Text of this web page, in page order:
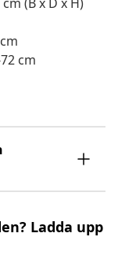
cm
Ladda upp